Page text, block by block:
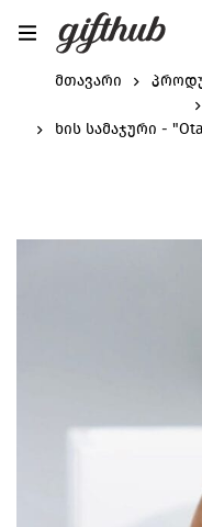
მთავარი
ხის სამაჯური -